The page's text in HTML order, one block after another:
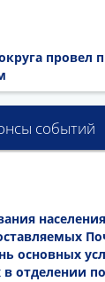
провел
событий
основных
отделении